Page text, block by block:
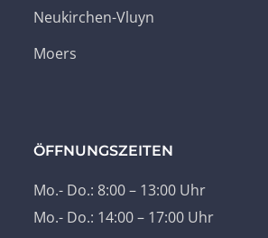
Neukirchen-Vluyn
Moers
ÖFFNUNGSZEITEN
Mo.- Do.: 8:00 – 13:00 Uhr
Mo.- Do.: 14:00 – 17:00 Uhr